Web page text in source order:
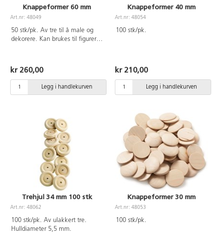
Knappeformer 60 mm
Art.nr: 48049
50 stk/pk. Av tre til å male og
dekorere. Kan brukes til figurer,
kr 260,00
Legg i handlekurven
Knappeformer 40 mm
Art.nr: 48054
100 stk/pk.
kr 210,00
Legg i handlekurven
Trehjul 34 mm 100 stk
Art.nr: 48062
100 stk/pk. Av ulakkert tre.
Hulldiameter 5,5 mm.
Knappeformer 30 mm
Art.nr: 48053
100 stk/pk.